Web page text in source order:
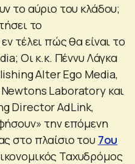
το αύριο του κλάδου;
το
τέλει πώς θα είναι το
Οι κ.κ. Πέννυ Λάγκα
Alter Ego Media,
Laboratory και
Director AdLink,
την επόμενη
στο πλαίσιο του 7ου
Ταχυδρόμος